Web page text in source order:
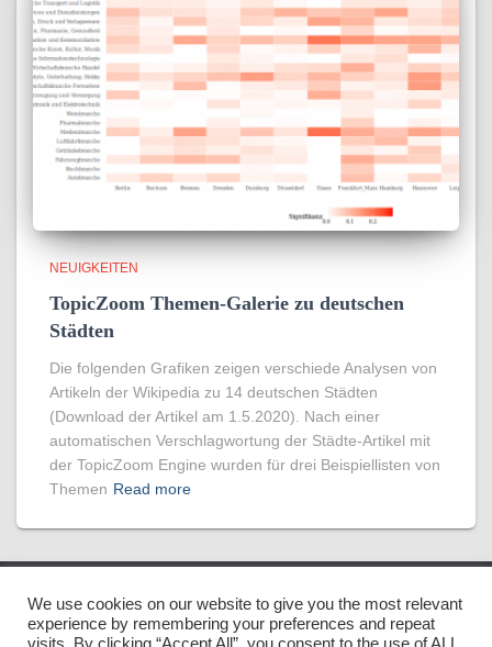
NEUIGKEITEN
TopicZoom Themen-Galerie zu deutschen
Städten
Die folgenden Grafiken zeigen verschiede Analysen von
Artikeln der Wikipedia zu 14 deutschen Städten
(Download der Artikel am 1.5.2020). Nach einer
automatischen Verschlagwortung der Städte-Artikel mit
der TopicZoom Engine wurden für drei Beispiellisten von
Themen Read more
© 2021 TOPICZOOM GMBH IMPRESSUM
We use cookies on our website to give you the most relevant
experience by remembering your preferences and repeat